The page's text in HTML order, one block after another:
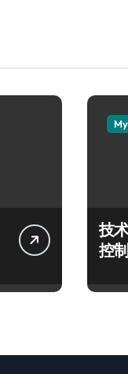
技
控